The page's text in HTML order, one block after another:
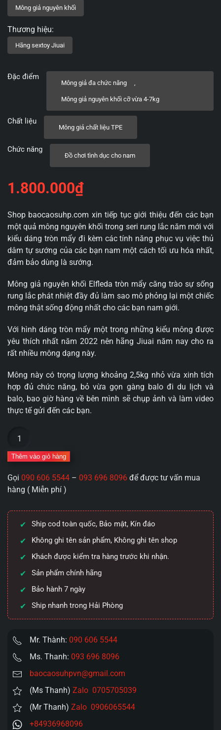
Đặc điểm
Mông giả đa chức năng ,
Mông giả nguyên khối cỡ vừa 4-7kg
Chất liệu
Mông giả chất liệu TPE
Chức năng
Đồ chơi tình dục cho nam
1.800.000₫
Shop baocaosuhp.com xin tiếp tục giới thiệu đến các bạn
một quả mông nguyên khối trong seri rung lắc năm mới với
kiểu dáng tròn mẩy đi kèm các tính năng phục vụ việc thủ
dâm tự sướng của các bạn nam một cách tối ưu hóa nhất,
đảm bảo dùng là sướng.
Mông giả nguyên khối Elfleda tròn mẩy căng trào sự sống
rung lắc phát nhiệt đầy đủ làm sao mô phỏng lại một chiếc
mông thật sống động nhất cho các bạn nam giới.
Với hình dáng tròn mẩy một trong những kiểu mông được
yêu thích nhất năm 2022 nên hãng Jiuai năm nay cho ra
rất nhiều mông dạng này.
Mông này có trọng lượng khoảng 2,5kg nhỏ vừa xinh tích
hợp đủ chức năng, bỏ vừa gọn gàng balo đi du lịch và
balo, bao giờ hàng về bên mình sẽ chụp ảnh và làm video
thực tế gửi đến các bạn.
nguyên
Elfleda
tròn
căng
trào
sự
sống
rung
lắc
3.5kg
số
lượng
Thêm vào giỏ hàng
Gọi 090 606 5544 – 093 696 8096 để được tư vấn mua
hàng ( Miễn phí )
Ship cod toàn quốc, Bảo mật, Kín đáo
Không ghi tên sản phẩm, Không ghi tên shop
Khách được kiểm tra hàng trước khi nhận.
Sản phẩm chính hãng
Bảo hành 7 ngày
Ship nhanh trong Hải Phòng
Mr. Thành: 090 606 5544
Ms. Thanh: 093 696 8096
baocaosuhpvn@gmail.com
(Ms Thanh) Zalo 0705705039
(Mr Thanh) Zalo 0906065544
+84936968096